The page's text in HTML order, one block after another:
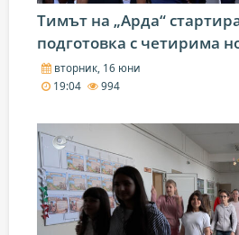
Тимът на „Арда“
подготовка с четирима
вторник, 16 юни
19:04
994